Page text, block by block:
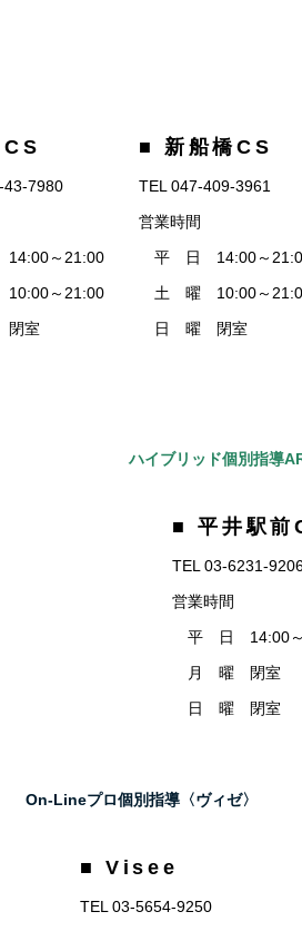
43-7980
～21:00
～21:00
室
■ 新船橋CS
TEL 047-409-3961
営業時間
平 日 14:00～
土 曜 10:00～
日 曜 閉室
ハイブリッド個別指導
■ 平井駅前
TEL 03-6231-
営業時間
平 日 14:00～
月 曜 閉室
日 曜 閉室
On-Lineプロ個別指導〈ヴィゼ〉
■ Visee
TEL 03-5654-9250